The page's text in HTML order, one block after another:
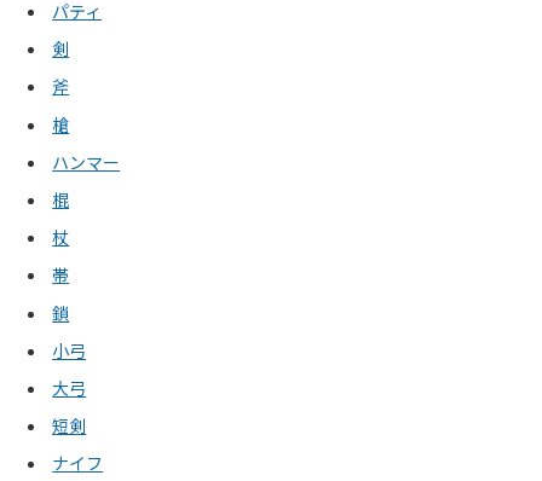
パティ
剣
斧
槍
ハンマー
棍
杖
帯
鎖
小弓
大弓
短剣
ナイフ